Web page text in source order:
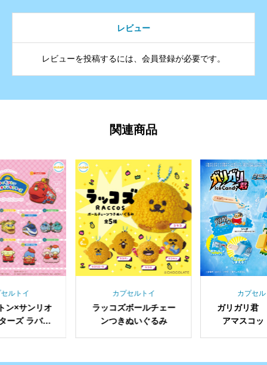
レビュー
レビューを投稿するには、会員登録が必要です。
関連商品
ルトイ
ン×サンリオ
ーズ ラバー
カプセルトイ
ラッコズボールチェー
ンつきぬいぐるみ
カプセ
ガリガリ君
アマスコ